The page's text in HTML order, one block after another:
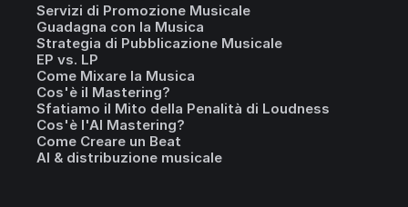
Servizi di Promozione Musicale
Guadagna con la Musica
Strategia di Pubblicazione Musicale
EP vs. LP
Come Mixare la Musica
Cos'è il Mastering?
Sfatiamo il Mito della Penalità di Loudness
Cos'è l'AI Mastering?
Come Creare un Beat
AI & distribuzione musicale